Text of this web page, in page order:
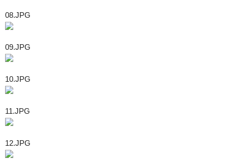
08.JPG
09.JPG
10.JPG
11.JPG
12.JPG